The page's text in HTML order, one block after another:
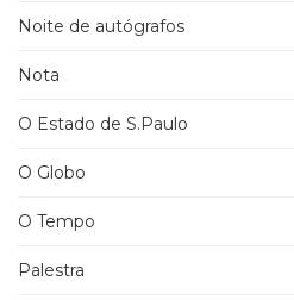
Noite de autógrafos
Nota
O Estado de S.Paulo
O Globo
O Tempo
Palestra